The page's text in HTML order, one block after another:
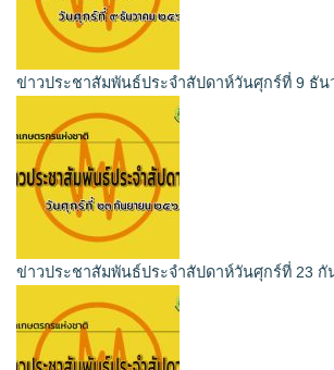
ข่าวประชาสัมพันธ์ประจำสัปดาห์วันศุกร์ที่ 9 ธัน
ข่าวประชาสัมพันธ์ประจำสัปดาห์วันศุกร์ที่ 23 กั